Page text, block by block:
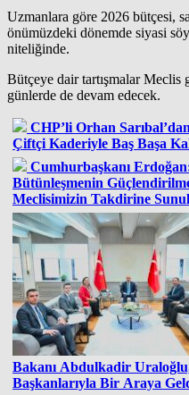
Uzmanlara göre 2026 bütçesi,
önümüzdeki dönemde siyasi
niteliğinde.
Bütçeye dair tartışmalar
günlerde de devam edecek.
CHP’li Orhan
Çiftçi Kaderiyle Baş Başa
Cumhurbaşkanı
Bütünleşmenin
Meclisimizin Takdirine
Bakanı Abdulkadir
Başkanlarıyla Bir Araya